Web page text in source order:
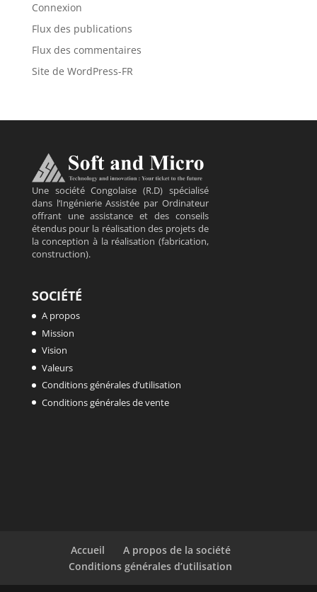
Connexion
Flux des publications
Flux des commentaires
Site de WordPress-FR
Une société Congolaise (R.D) spécialisé
dans l‘Ingénierie Assistée par Ordinateur
offrant une assistance et des conseils
étendus pour la réalisation des projets de
la conception à la réalisation (fabrication,
construction).
SOCIÉTÉ
A propos
Mission
Vision
Valeurs
Conditions générales d’utilisation
Conditions générales de vente
Accueil
A propos de la société
Conditions générales d’utilisation